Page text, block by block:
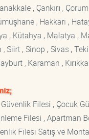
, Çankırı ,
, Hakkari ,
, Kütahya , Malatya ,
Siirt , Sinop , Sivas ,
, Karaman ,
Filesi , Çocuk
Filesi , Apartman
Filesi Satış ve